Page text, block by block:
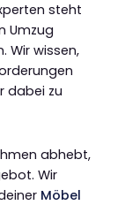
steht
Umzug
Wir wissen,
dabei zu
abhebt,
Wir
Möbel